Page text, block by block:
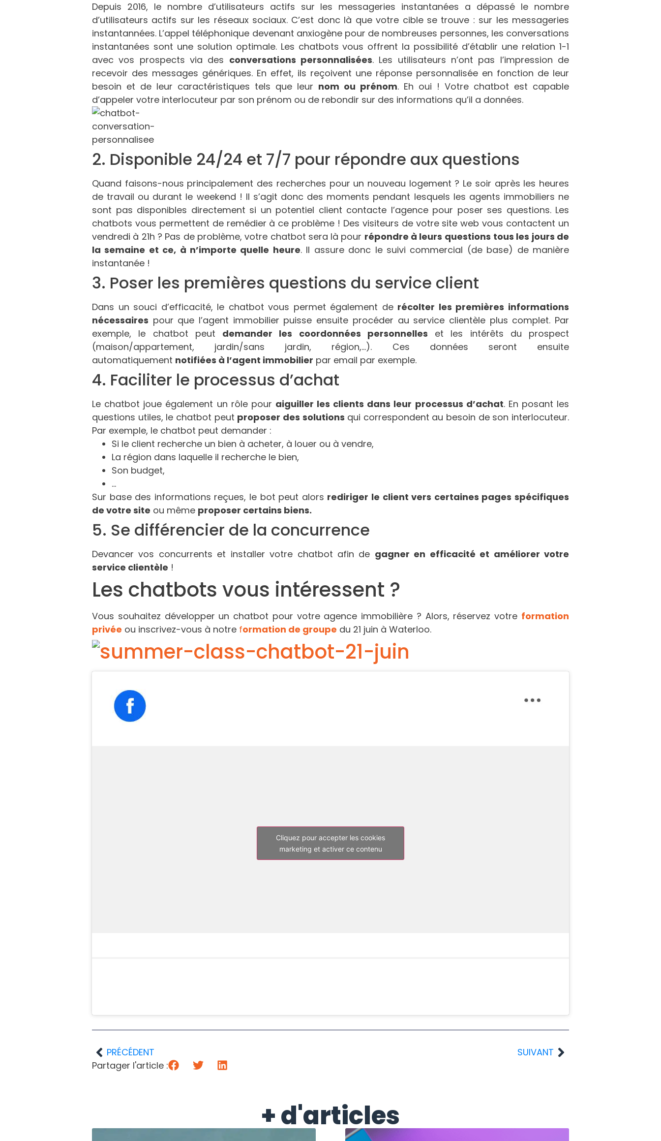
Depuis 2016, le nombre d’utilisateurs actifs sur les messageries instantanées a dépassé le nombre
d’utilisateurs actifs sur les réseaux sociaux. C’est donc là que votre cible se trouve : sur les messageries
instantannées. L’appel téléphonique devenant anxiogène pour de nombreuses personnes, les conversations
instantanées sont une solution optimale. Les chatbots vous offrent la possibilité d’établir une relation 1-1
avec vos prospects via des conversations personnalisées. Les utilisateurs n’ont pas l’impression de
recevoir des messages génériques. En effet, ils reçoivent une réponse personnalisée en fonction de leur
besoin et de leur caractéristiques tels que leur nom ou prénom. Eh oui ! Votre chatbot est capable
d’appeler votre interlocuteur par son prénom ou de rebondir sur des informations qu’il a données.
2. Disponible 24/24 et 7/7 pour répondre aux questions
Quand faisons-nous principalement des recherches pour un nouveau logement ? Le soir après les heures
de travail ou durant le weekend ! Il s’agit donc des moments pendant lesquels les agents immobiliers ne
sont pas disponibles directement si un potentiel client contacte l’agence pour poser ses questions. Les
chatbots vous permettent de remédier à ce problème ! Des visiteurs de votre site web vous contactent un
vendredi à 21h ? Pas de problème, votre chatbot sera là pour répondre à leurs questions tous les jours de
la semaine et ce, à n’importe quelle heure. Il assure donc le suivi commercial (de base) de manière
instantanée !
3. Poser les premières questions du service client
Dans un souci d’efficacité, le chatbot vous permet également de récolter les premières informations
nécessaires pour que l’agent immobilier puisse ensuite procéder au service clientèle plus complet. Par
exemple, le chatbot peut demander les coordonnées personnelles et les intérêts du prospect
(maison/appartement, jardin/sans jardin, région,…). Ces données seront ensuite
automatiquement notifiées à l’agent immobilier par email par exemple.
4. Faciliter le processus d’achat
Le chatbot joue également un rôle pour aiguiller les clients dans leur processus d’achat. En posant les
questions utiles, le chatbot peut proposer des solutions qui correspondent au besoin de son interlocuteur.
Par exemple, le chatbot peut demander :
Si le client recherche un bien à acheter, à louer ou à vendre,
La région dans laquelle il recherche le bien,
Son budget,
…
Sur base des informations reçues, le bot peut alors rediriger le client vers certaines pages spécifiques
de votre site ou même proposer certains biens.
5. Se différencier de la concurrence
Devancer vos concurrents et installer votre chatbot afin de gagner en efficacité et améliorer votre
service clientèle !
Les chatbots vous intéressent ?
Vous souhaitez développer un chatbot pour votre agence immobilière ? Alors, réservez votre formation
privée ou inscrivez-vous à notre formation de groupe du 21 juin à Waterloo.
Cliquez pour accepter les cookies
marketing et activer ce contenu
PRÉCÉDENT
SUIVANT
Partager l'article :
+ d'articles